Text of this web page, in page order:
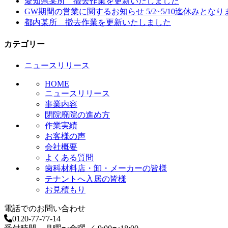
GW期間の営業に関するお知らせ 5/2~5/10迄休みとなり
都内某所 撤去作業を更新いたしました
カテゴリー
ニュースリリース
HOME
ニュースリリース
事業内容
閉院廃院の進め方
作業実績
お客様の声
会社概要
よくある質問
歯科材料店・卸・メーカーの皆様
テナントへ入居の皆様
お見積もり
電話でのお問い合わせ
0120-77-77-14